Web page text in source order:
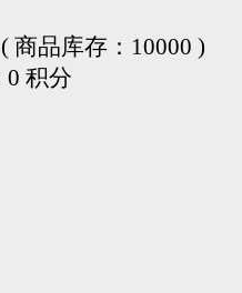
( 商品库存： 10000 )
0 积分